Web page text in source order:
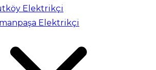
Elektrikçi
Elektrikçi